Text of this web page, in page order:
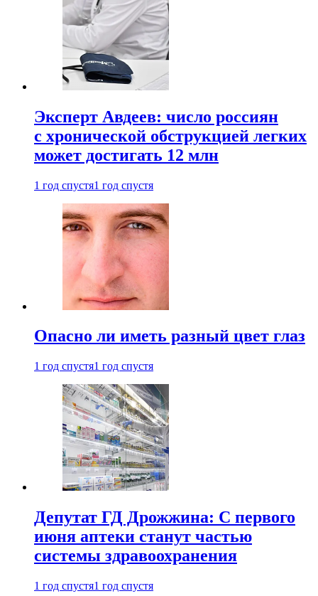
Эксперт Авдеев: число россиян
с хронической обструкцией легких
может достигать 12 млн
1 год спустя1 год спустя
Опасно ли иметь разный цвет глаз
1 год спустя1 год спустя
Депутат ГД Дрожжина: С первого
июня аптеки станут частью
системы здравоохранения
1 год спустя1 год спустя